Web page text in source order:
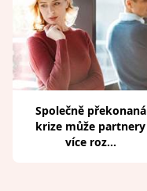
Společně překonaná
krize může partnery
více roz...